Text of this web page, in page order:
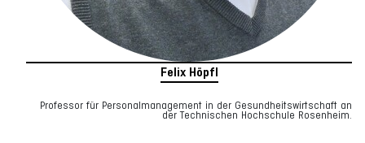
Felix Höpfl
Professor für Personalmanagement in der Gesundheitswirtschaft an
der Technischen Hochschule Rosenheim.